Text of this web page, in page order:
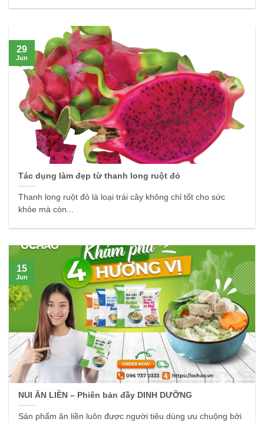
Tác dụng làm đẹp từ thanh long ruột đỏ
Thanh long ruột đỏ là loại trái cây không chỉ tốt cho sức
khỏe mà còn...
29
Jun
NUI ĂN LIỀN – Phiên bản đầy DINH DƯỠNG
Sản phẩm ăn liền luôn được người tiêu dùng ưu chuộng bởi
15
Jun